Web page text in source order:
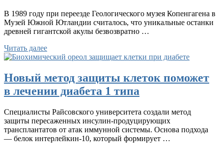
В 1989 году при переезде Геологического музея Копенгагена в
Музей Южной Ютландии считалось, что уникальные останки
древней гигантской акулы безвозвратно …
Читать далее
Новый метод защиты клеток поможет
в лечении диабета 1 типа
Специалисты Райсовского университета создали метод
защиты пересаженных инсулин-продуцирующих
трансплантатов от атак иммунной системы. Основа подхода
— белок интерлейкин-10, который формирует …